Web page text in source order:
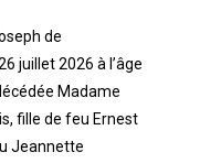
de
juillet 2026 à l’âge
Madame
fille de feu Ernest
Jeannette